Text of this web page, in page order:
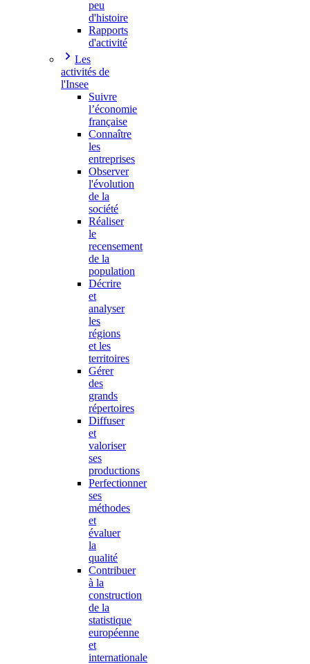
peu
d'histoire
Rapports
d'activité
Les
activités de
l'Insee
Suivre
l’économie
française
Connaître
les
entreprises
Observer
l'évolution
de la
société
Réaliser
le
recensement
de la
population
Décrire
et
analyser
les
régions
et les
territoires
Gérer
des
grands
répertoires
Diffuser
et
valoriser
ses
productions
Perfectionner
ses
méthodes
et
évaluer
la
qualité
Contribuer
à la
construction
de la
statistique
européenne
et
internationale